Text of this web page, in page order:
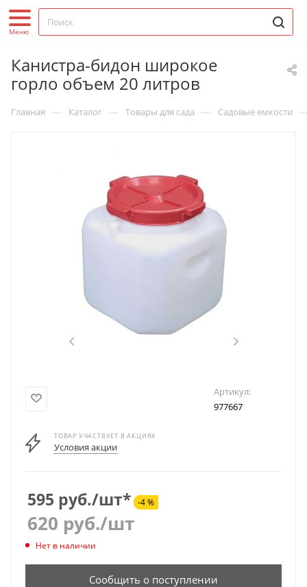
Канистра-бидон широкое
горло объем 20 литров
Главная — Каталог — Товары для сада — Садовые емкости
Артикул:
977667
ТОВАР УЧАСТВУЕТ В АКЦИЯХ
Условия акции
595 руб./шт* -4 %
620 руб./шт
Нет в наличии
Сообщить о поступлении